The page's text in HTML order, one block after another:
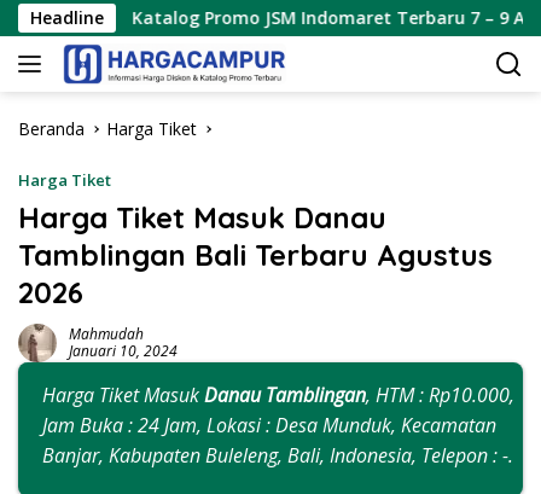
Langsung
ke
konten
Headline
Katalog Promo JSM Indomaret Terbaru 7 – 9 Agustus 2026
Beranda Harga Tiket
Harga Tiket
Harga Tiket Masuk Danau
Tamblingan Bali Terbaru Agustus
2026
Mahmudah
Januari 10, 2024
Harga Tiket MasukDanau Tamblingan, HTM : Rp10.000,
Jam Buka : 24 Jam, Lokasi : Desa Munduk, Kecamatan
Banjar, Kabupaten Buleleng, Bali, Indonesia, Telepon : -.